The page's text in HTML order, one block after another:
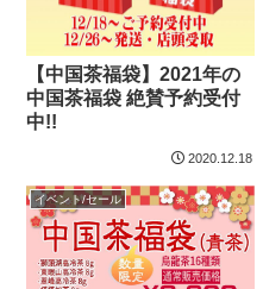
【中国茶福袋】2021年の
中国茶福袋 絶賛予約受付
中!!
2020.12.18
イベント/セール